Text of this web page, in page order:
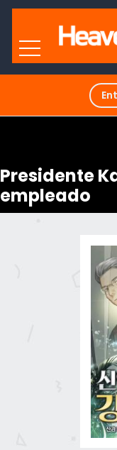
Presidente
empleado